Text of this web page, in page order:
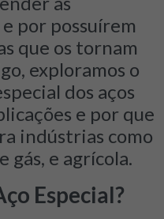
por possuírem
que os tornam
exploramos o
dos aços
e por que
indústrias como
e agrícola.
Especial?